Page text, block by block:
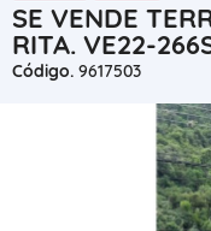
SE VENDE
RITA. VE22-
Código. 9617503